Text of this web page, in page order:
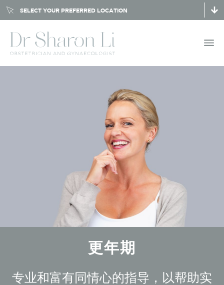
SELECT YOUR PREFERRED LOCATION
更年期
专业和富有同情心的指导，以帮助实